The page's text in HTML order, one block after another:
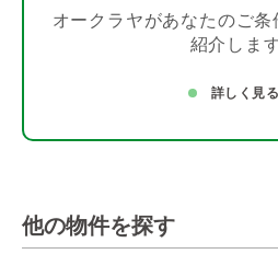
オークラヤがあなたのご
紹介します
詳しく見る
他の物件を探す